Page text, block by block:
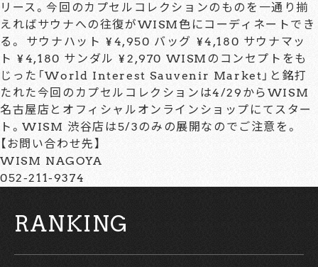
リース。今回のカプセルコレクションのものを一通り揃
えればサウナへの往復がWISM色にコーディネートでき
る。 サウナハット ¥4,950 バッグ ¥4,180 サウナマッ
ト ¥4,180 サンダル ¥2,970 WISMのコンセプトをも
じった「World Interest Sauvenir Market」と銘打
たれた今回のカプセルコレクションは4/29からWISM
名古屋店とオフィシャルオンラインショップにてスター
ト。WISM 渋谷店は5/3のみの展開なのでご注意を。
【お問い合わせ先】
WISM NAGOYA
052-211-9374
RANKING